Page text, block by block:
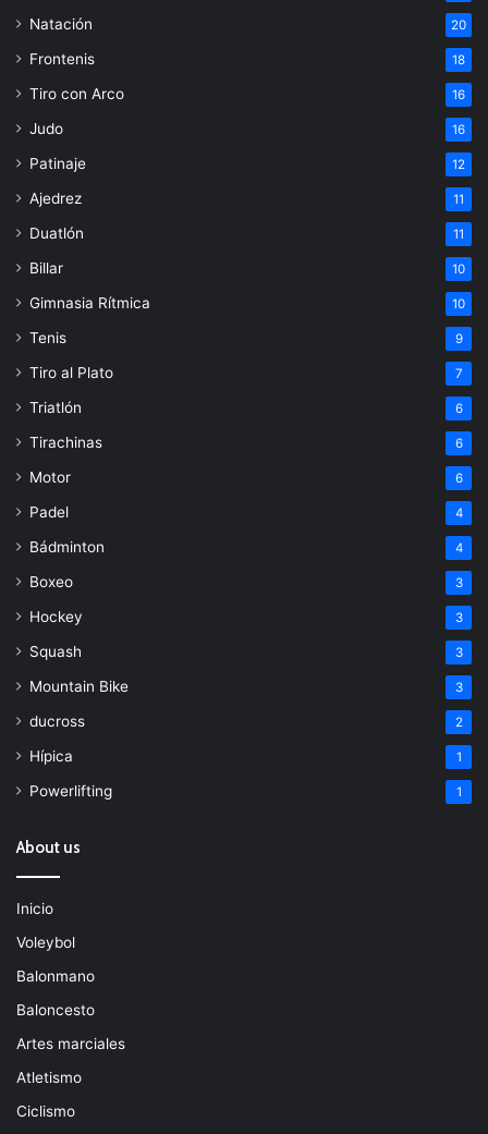
Natación 20
Frontenis 18
Tiro con Arco 16
Judo 16
Patinaje 12
Ajedrez 11
Duatlón 11
Billar 10
Gimnasia Rítmica 10
Tenis 9
Tiro al Plato 7
Triatlón 6
Tirachinas 6
Motor 6
Padel 4
Bádminton 4
Boxeo 3
Hockey 3
Squash 3
Mountain Bike 3
ducross 2
Hípica 1
Powerlifting 1
About us
Inicio
Voleybol
Balonmano
Baloncesto
Artes marciales
Atletismo
Ciclismo